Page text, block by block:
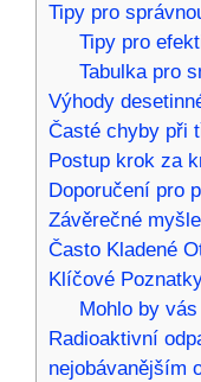
Tipy pro
Tipy pro
Tabulka pro
Výhody
Časté chyby při
Postup krok za
Doporučení pro
Závěrečné
Často Kladené
Klíčové
Mohlo by
Radioaktivní
nejobávanějším